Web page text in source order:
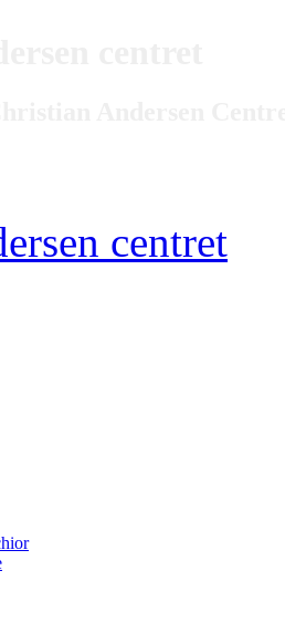
centret